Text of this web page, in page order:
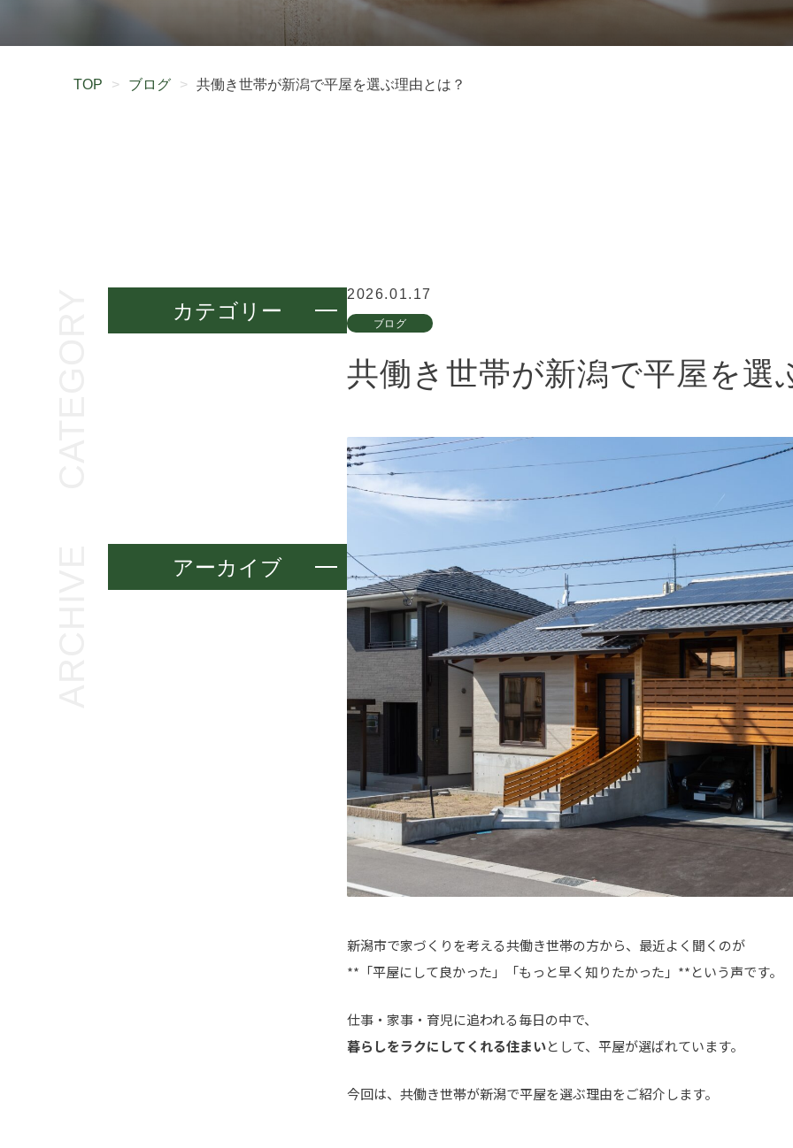
TOP > ブログ > 共働き世帯が新潟で平屋を選ぶ理由とは？
カテゴリー
アーカイブ
2026.01.17
ブログ
共働き世帯が新潟で平屋を選
新潟市で家づくりを考える共働き世帯の方から、最近よく聞くのが
**「平屋にして良かった」「もっと早く知りたかった」**という声です。
仕事・家事・育児に追われる毎日の中で、
暮らしをラクにしてくれる住まいとして、平屋が選ばれています。
今回は、共働き世帯が新潟で平屋を選ぶ理由をご紹介します。